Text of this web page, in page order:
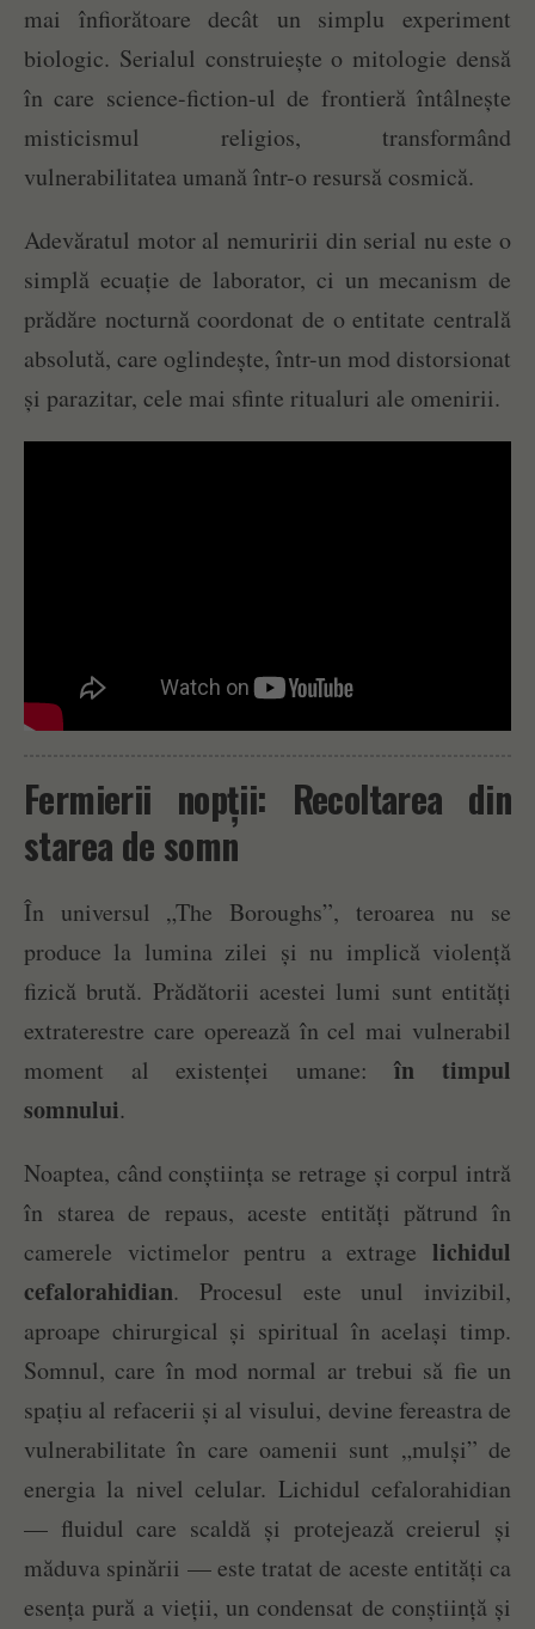
mai înfiorătoare decât un simplu experiment
biologic. Serialul construiește o mitologie densă
în care science-fiction-ul de frontieră întâlnește
misticismul religios, transformând
vulnerabilitatea umană într-o resursă cosmică.
Adevăratul motor al nemuririi din serial nu este o
simplă ecuație de laborator, ci un mecanism de
prădăre nocturnă coordonat de o entitate centrală
absolută, care oglindește, într-un mod distorsionat
și parazitar, cele mai sfinte ritualuri ale omenirii.
Fermierii nopții: Recoltarea din
starea de somn
În universul „The Boroughs”, teroarea nu se
produce la lumina zilei și nu implică violență
fizică brută. Prădătorii acestei lumi sunt entități
extraterestre care operează în cel mai vulnerabil
moment al existenței umane:în timpul
somnului.
Noaptea, când conștiința se retrage și corpul intră
în starea de repaus, aceste entități pătrund în
camerele victimelor pentru a extrage lichidul
cefalorahidian. Procesul este unul invizibil,
aproape chirurgical și spiritual în același timp.
Somnul, care în mod normal ar trebui să fie un
spațiu al refacerii și al visului, devine fereastra de
vulnerabilitate în care oamenii sunt „mulși” de
energia la nivel celular. Lichidul cefalorahidian
— fluidul care scaldă și protejează creierul și
măduva spinării — este tratat de aceste entități ca
esența pură a vieții, un condensat de conștiință și